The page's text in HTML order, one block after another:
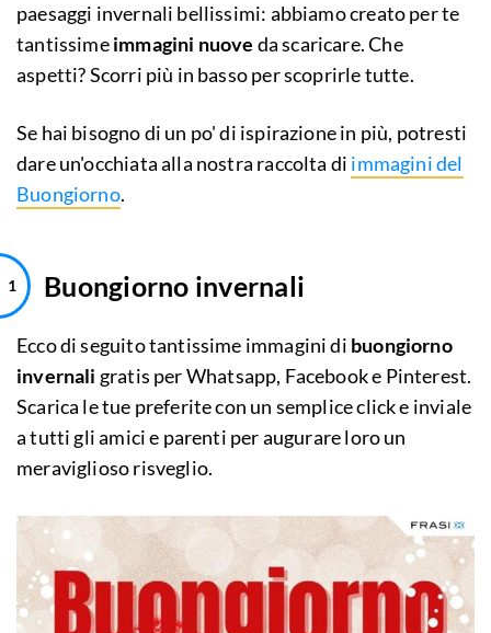
paesaggi invernali bellissimi: abbiamo creato per te
tantissimeimmagini nuove da scaricare. Che
aspetti? Scorri più in basso per scoprirle tutte.
Se hai bisogno di un po' di ispirazione in più, potresti
dare un'occhiata alla nostra raccolta di immagini del
Buongiorno.
Buongiorno invernali
Ecco di seguito tantissime immagini di buongiorno
invernali gratis per Whatsapp, Facebook e Pinterest.
Scarica le tue preferite con un semplice click e inviale
a tutti gli amici e parenti per augurare loro un
meraviglioso risveglio.